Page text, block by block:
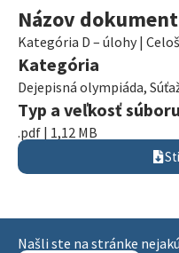
Názov
Kategória D – úlohy |
Kategória
Dejepisná olympiáda,
Typ a veľkosť súboru
.pdf | 1,12 MB
Našli ste na stránke